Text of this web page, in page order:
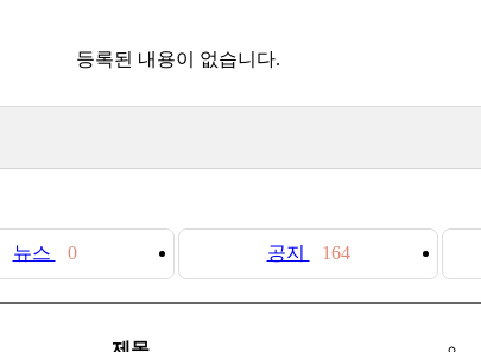
등록된 내용이 없습니다.
뉴스 0 공지 164